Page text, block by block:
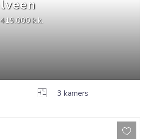
k.k.
3 kamers